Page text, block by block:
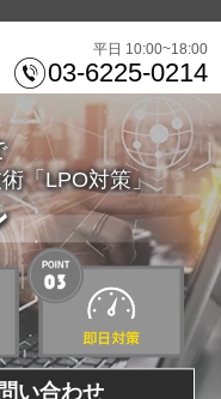
平日 10:00~18:00
03-6225-0214
「LPO対策」
い合わせ